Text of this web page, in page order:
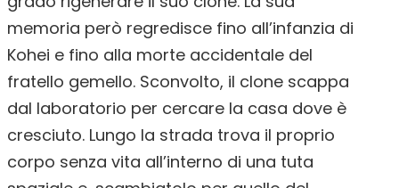
memoria però regredisce fino all’infanzia di
Kohei e fino alla morte accidentale del
fratello gemello. Sconvolto, il clone scappa
dal laboratorio per cercare la casa dove è
cresciuto. Lungo la strada trova il proprio
corpo senza vita all’interno di una tuta